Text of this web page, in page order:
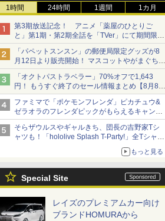
1時間 24時間 1週間 1カ月
第3期放送記念！ アニメ「薬屋のひとりご
と」第1期・第2期全話を「TVer」にて期間限定
で順次無料配信開始
「パペットスンスン」の郵便局限定グッズが8
月12日より販売開始！ マスコットやがまぐち、
レターセットなどが登場
「オクトパストラベラー」70%オフで1,643
円！ もうすぐ終了のセール情報まとめ【8月8日
更新】
ニンテンドーeショップでは「大神 絶景版」が
67%オフで990円
ファミマで「ポケモンフレンダ」ピカチュウ&
ゼラオラのフレンダピックがもらえるキャンペ
ーン開催！
そらザウルスやギャルきち、団長の吉野家Tシ
ャツも！「hololive Splash T-Party!」全Tシャツ
ラインナップ公開＆オンライン販売開始
もっと見る
Special Site
レイズのプレミアムカー向け
ブランドHOMURAから